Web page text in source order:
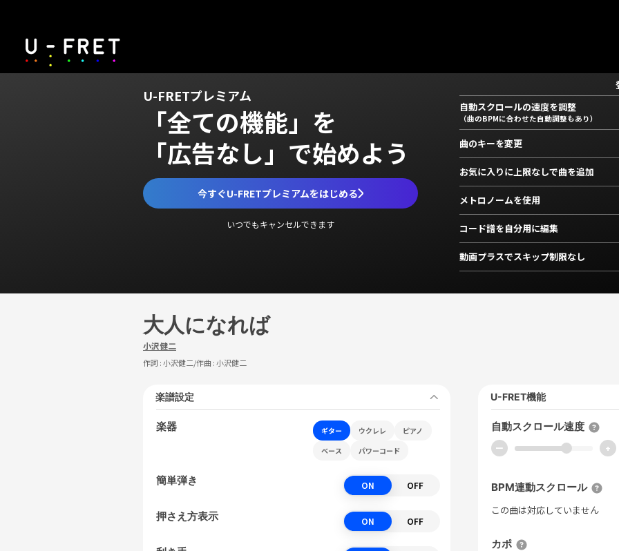
U-FRETプレミアム
「全ての機能」を
「広告なし」で始めよう
今すぐU-FRETプレミアムをはじめる
いつでもキャンセルできます
自動スクロールの速度を調整
（曲のBPMに合わせた自動調整もあり）
曲のキーを変更
お気に入りに上限なしで曲を追加
メトロノームを使用
コード譜を自分用に編集
動画プラスでスキップ制限なし
大人になれば
小沢健二
作詞 :小沢健二/作曲 :小沢健二
楽譜設定
楽器 ギター ウクレレ
ピアノ
ベース
パワーコード
簡単弾き ON OFF
押さえ方表示 ON OFF
U-FRET機能
自動スクロール速度
ー +
BPM連動スクロール
この曲は対応していません
カポ